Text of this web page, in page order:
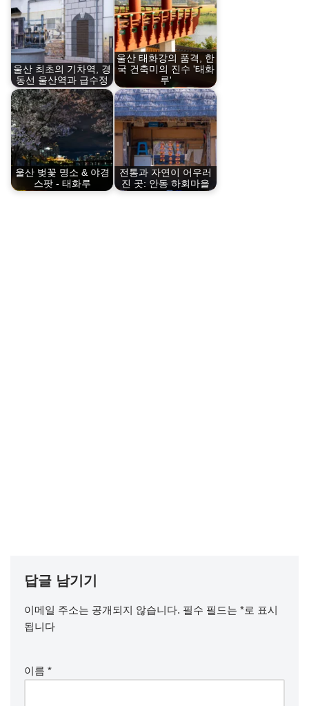
울산 최초의 기차역, 경
동선 울산역과 급수정
울산 태화강의 품격, 한
국 건축미의 진수 '태화
루'
울산 벚꽃 명소 & 야경
스팟 - 태화루
전통과 자연이 어우러
진 곳: 안동 하회마을
답글 남기기
이메일 주소는 공개되지 않습니다. 필수 필드는 *로 표시
됩니다
이름 *